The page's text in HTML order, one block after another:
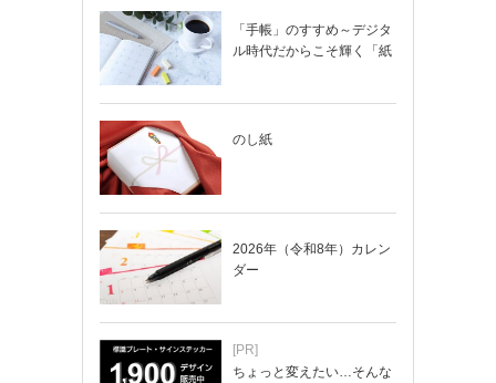
「手帳」のすすめ～デジタ
ル時代だからこそ輝く「紙
のし紙
2026年（令和8年）カレン
ダー
[PR]
ちょっと変えたい…そんな